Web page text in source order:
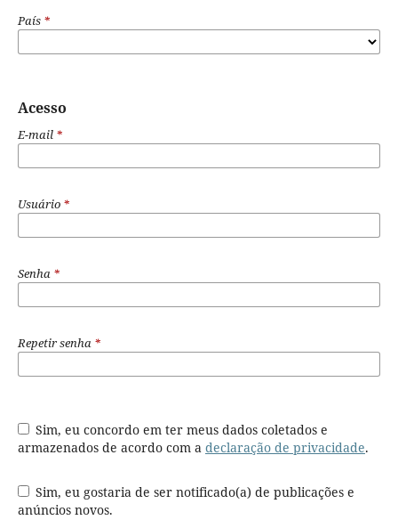
País *
Acesso
E-mail *
Usuário *
Senha *
Repetir senha *
Sim, eu concordo em ter meus dados coletados e
armazenados de acordo com a declaração de privacidade.
Sim, eu gostaria de ser notificado(a) de publicações e
anúncios novos.